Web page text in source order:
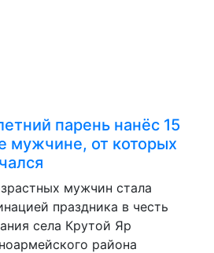
парень нанёс 15
мужчине, от которых
мужчин стала
праздника в честь
села Крутой Яр
района